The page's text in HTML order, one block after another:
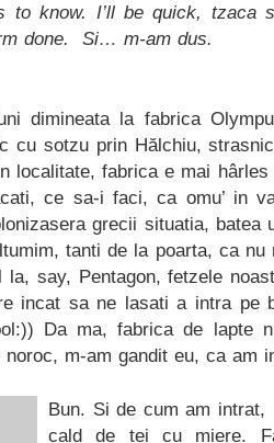
to know. I’ll be quick, tzaca
done. Si… m-am dus.
dimineata la fabrica
cu sotzu prin Hălchiu,
localitate, fabrica e mai
ce sa-i faci, ca omu’ in
grecii situatia,
tanti de la poarta, ca
la, say, Pentagon, fetzele
incat sa ne lasati a intra pe
Da ma, fabrica de lapte
m-am gandit eu, ca am
Bun. Si de cum am
cald de tei cu miere.